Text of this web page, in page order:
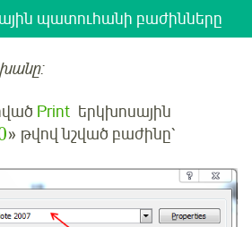
պատուհանի բաժինները
Print երկխոսային
» թվով նշված բաժինը՝